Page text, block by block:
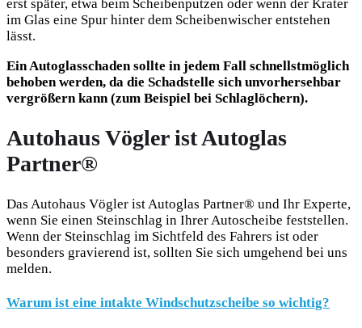
erst später, etwa beim Scheibenputzen oder wenn der Krater
im Glas eine Spur hinter dem Scheibenwischer entstehen
lässt.
Ein Autoglasschaden sollte in jedem Fall schnellstmöglich
behoben werden, da die Schadstelle sich unvorhersehbar
vergrößern kann (zum Beispiel bei Schlaglöchern).
Autohaus Vögler ist Autoglas
Partner®
Das Autohaus Vögler ist Autoglas Partner® und Ihr Experte,
wenn Sie einen Steinschlag in Ihrer Autoscheibe feststellen.
Wenn der Steinschlag im Sichtfeld des Fahrers ist oder
besonders gravierend ist, sollten Sie sich umgehend bei uns
melden.
Warum ist eine intakte Windschutzscheibe so wichtig?